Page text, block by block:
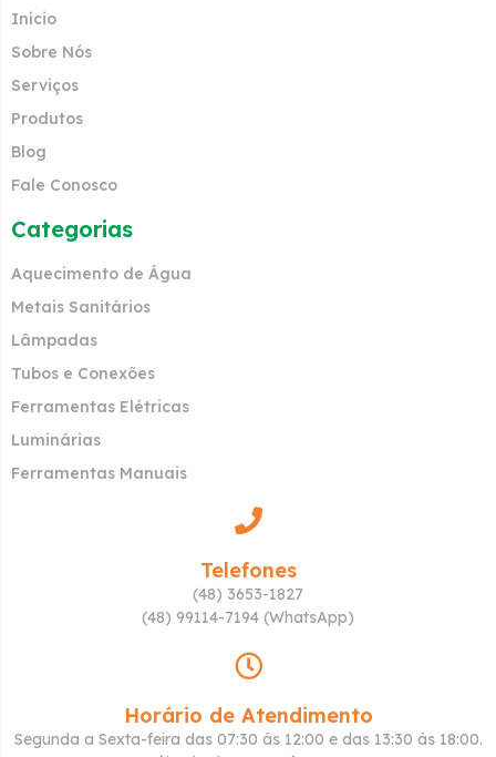
Início
Sobre Nós
Serviços
Produtos
Blog
Fale Conosco
Categorias
Aquecimento de Água
Metais Sanitários
Lâmpadas
Tubos e Conexões
Ferramentas Elétricas
Luminárias
Ferramentas Manuais
Telefones
(48) 3653-1827
(48) 99114-7194 (WhatsApp)
Horário de Atendimento
Segunda a Sexta-feira das 07:30 ás 12:00 e das 13:30 ás 18:00.